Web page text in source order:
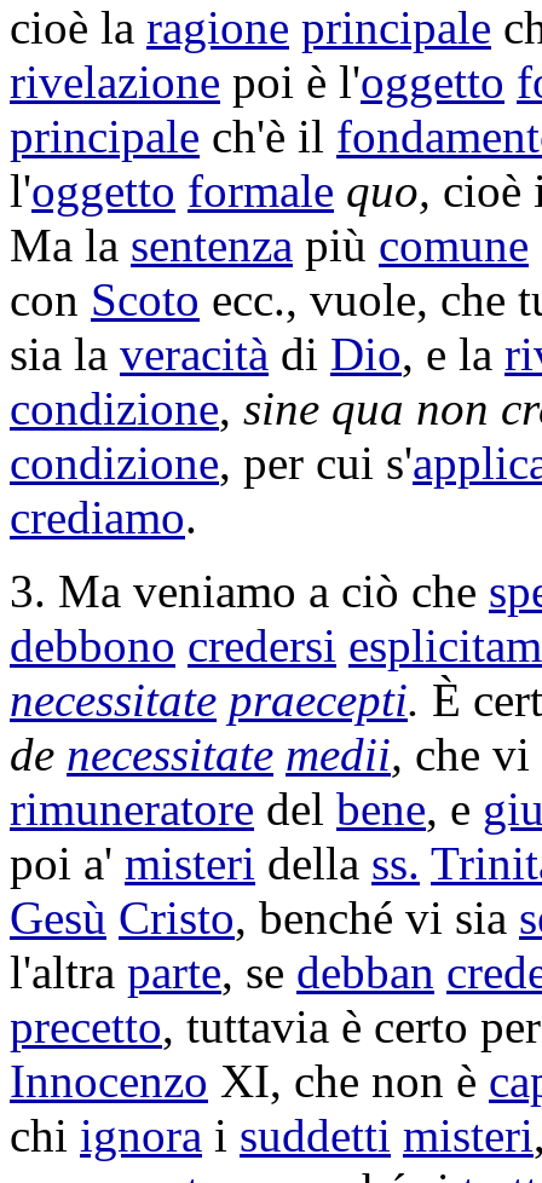
cioè la ragione principale
rivelazione poi è l'oggetto
principale ch'è il
l'oggetto formale quo,
Ma la sentenza più comune
con Scoto ecc., vuole, che
sia la veracità di Dio, e la
condizione, sine qua non
condizione, per cui s'
crediamo.
3. Ma veniamo a ciò che
debbono credersi
necessitate praecepti. È
de necessitate medii, che
rimuneratore del bene, e
poi a' misteri della ss.
Gesù Cristo, benché vi sia
l'altra parte, se debban
precetto, tuttavia è certo
Innocenzo XI, che non è
chi ignora i suddetti misteri